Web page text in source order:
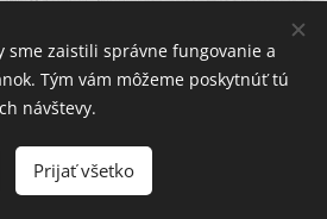
90. rokov
cieľom
iniciatívy
Bostone vďaka
iniciatíve
Art s.r.o.
Webnode
sme zaistili správne fungovanie a
Tým vám môžeme poskytnúť tú
návštevy.
Prijať všetko